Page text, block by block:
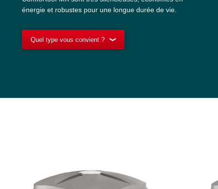
énergie et robustes pour une longue durée de vie.
Quel type vous convient ?